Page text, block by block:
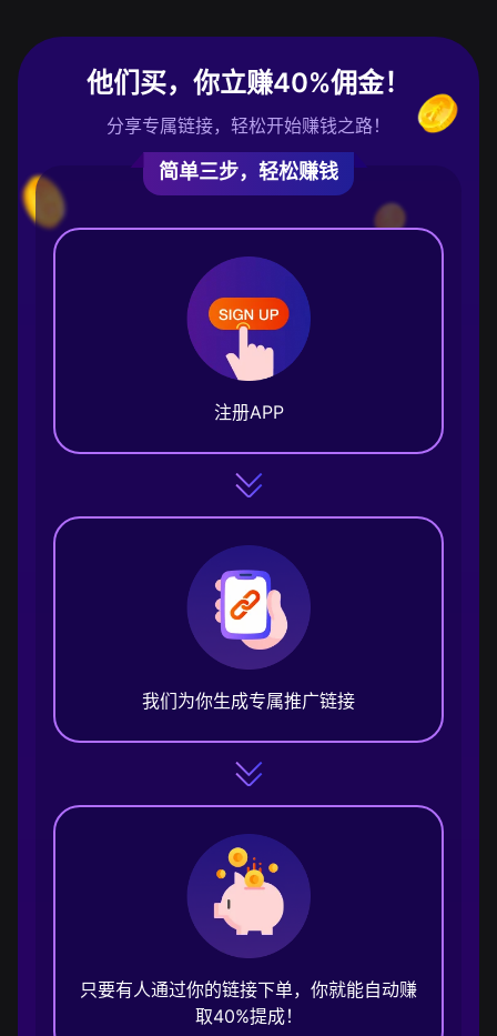
他们买，你立赚40%佣金！
分享专属链接，轻松开始赚钱之路！
简单三步，轻松赚钱
注册APP
我们为你生成专属推广链接
只要有人通过你的链接下单，你就能自动赚
取40%提成！